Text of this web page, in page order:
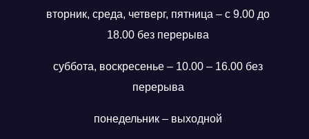
вторник, среда, четверг, пятница – с 9.00 до
18.00 без перерыва
суббота, воскресенье – 10.00 – 16.00 без
перерыва
понедельник – выходной